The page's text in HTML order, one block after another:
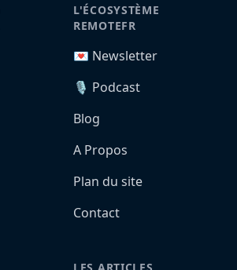
L'ÉCOSYSTÈME
REMOTEFR
💌 Newsletter
🎙️ Podcast
Blog
A Propos
Plan du site
Contact